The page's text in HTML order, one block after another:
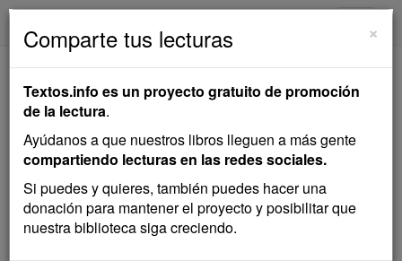
El Jardinero y el
Señor
Hans Christian Andersen
Cuento infantil
×
Comparte tus lecturas
Textos.info es un proyecto gratuito de promoción
de la lectura.
Ayúdanos a que nuestros libros lleguen a más gente
compartiendo lecturas en las redes sociales.
Si puedes y quieres, también puedes hacer una
donación para mantener el proyecto y posibilitar que
nuestra biblioteca siga creciendo.